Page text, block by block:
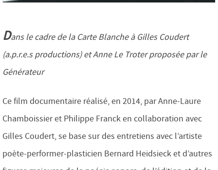
Dans le cadre de la Carte Blanche à Gilles Coudert
(a.p.r.e.s productions) et Anne Le Troter proposée par le
Générateur
Ce film documentaire réalisé, en 2014, par Anne-Laure
Chamboissier et Philippe Franck en collaboration avec
Gilles Coudert, se base sur des entretiens avec l’artiste
poète-performer-plasticien Bernard Heidsieck et d’autres